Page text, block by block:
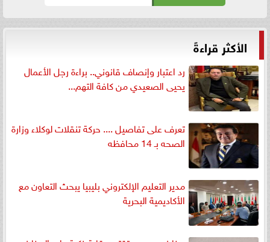
الأكثر قراءةً
رد اعتبار وإنصاف قانوني.. براءة رجل الأعمال
يحيى الصعيدي من كافة التهم...
تعرف على تفاصيل .... حركة تنقلات لوكلاء وزارة
الصحه بـ 14 محافظه
مدير التعليم الإلكتروني بليبيا يبحث التعاون مع
الأكاديمية البحرية